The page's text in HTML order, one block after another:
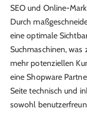
SEO und Online-
Durch
eine optimale
Suchmaschinen, was
mehr potenziellen
eine Shopware
Seite technisch und
sowohl